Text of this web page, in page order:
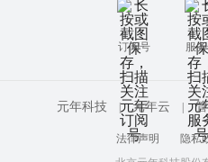
订阅号 服
元年科技 | 元年云
法律声明 隐私